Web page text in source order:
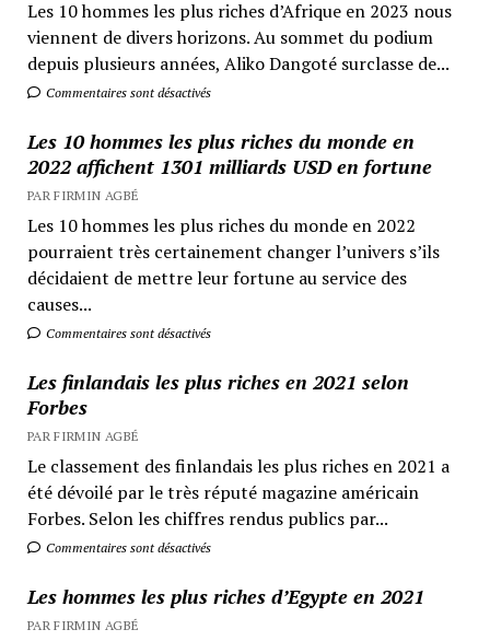
Les 10 hommes les plus riches d’Afrique en 2023 nous
viennent de divers horizons. Au sommet du podium
depuis plusieurs années, Aliko Dangoté surclasse de...
Commentaires sont désactivés
Les 10 hommes les plus riches du monde en
2022 affichent 1301 milliards USD en fortune
PAR FIRMIN AGBÉ
Les 10 hommes les plus riches du monde en 2022
pourraient très certainement changer l’univers s’ils
décidaient de mettre leur fortune au service des
causes...
Commentaires sont désactivés
Les finlandais les plus riches en 2021 selon
Forbes
PAR FIRMIN AGBÉ
Le classement des finlandais les plus riches en 2021 a
été dévoilé par le très réputé magazine américain
Forbes. Selon les chiffres rendus publics par...
Commentaires sont désactivés
Les hommes les plus riches d’Egypte en 2021
PAR FIRMIN AGBÉ